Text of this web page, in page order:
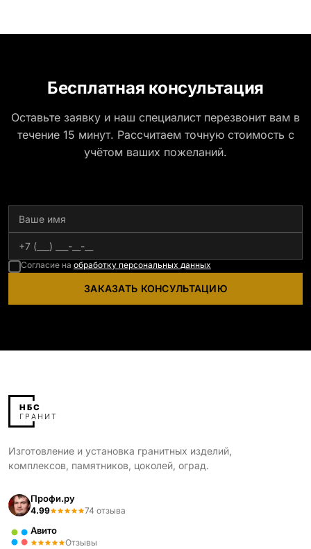
Бесплатная консультация
Оставьте заявку и наш специалист перезвонит вам в
течение 15 минут. Рассчитаем точную стоимость с
учётом ваших пожеланий.
Согласие на обработку персональных данных
ЗАКАЗАТЬ КОНСУЛЬТАЦИЮ
Изготовление и установка гранитных изделий,
комплексов, памятников, цоколей, оград.
Профи.ру
4.99 74 отзыва
Авито
Отзывы